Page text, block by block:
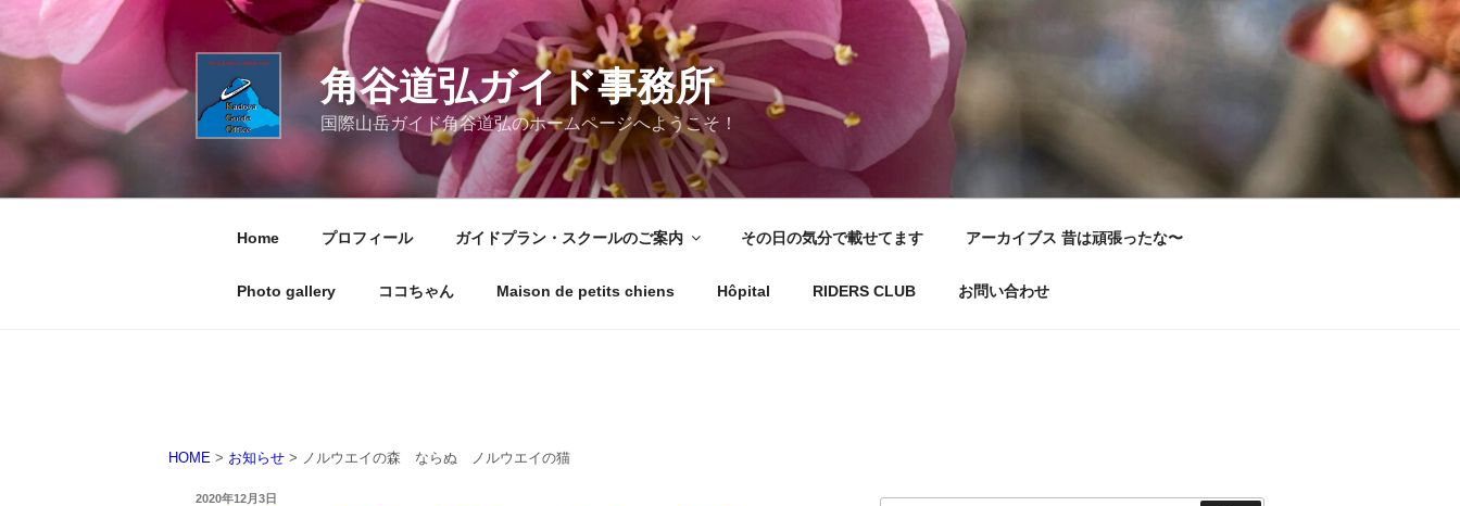
テ
キ
角谷道弘ガイド事務所
国際山岳ガイド角谷道弘のホームページへようこそ！
Home プロフィール ガイドプラン・スクールのご案内 その日の気分で載せてます アーカイブス 昔は頑張ったな〜
Photo gallery ココちゃん Maison de petits chiens Hôpital RIDERS CLUB お問い合わせ
HOME> お知らせ> ノルウエイの森 ならぬ ノルウエイの猫
投
2020年12月3日